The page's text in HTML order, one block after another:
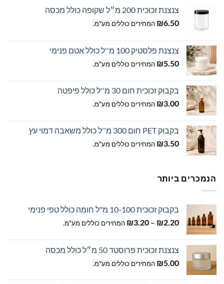
המוצר
צנצנת זכוכית 200 מ״ל שקופה כולל מכסה
₪6.50 המחירים כוללים מע"מ.
צנצנת פלסטיק 100 מ''ל כולל אטם פנימי
₪5.50 המחירים כוללים מע"מ.
בקבוק זכוכית חום 30 מ''ל כולל פיפטה
₪3.00 המחירים כוללים מע"מ.
בקבוק PET חום 300 מ''ל כולל משאבה דמוי עץ
₪3.50 המחירים כוללים מע"מ.
הנמכרים ביותר
בקבוק זכוכית 10-100 מ"ל חומה כולל טפי פנימי
₪2.20
–
₪3.20
טווח
עד
המחירים כוללים מע"מ.
צנצנת זכוכית פרוסטד 50 מ״ל כולל מכסה
₪5.00 המחירים כוללים מע"מ.